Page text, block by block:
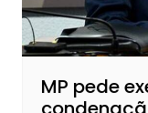
MP pede